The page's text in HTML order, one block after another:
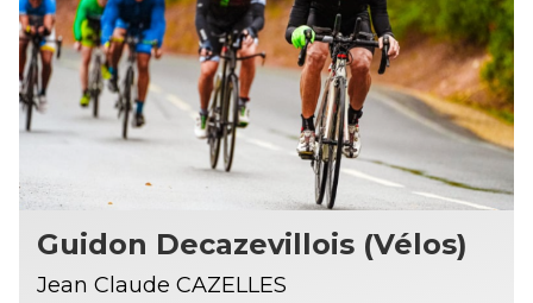
Guidon Decazevillois (Vélos)
Jean Claude CAZELLES